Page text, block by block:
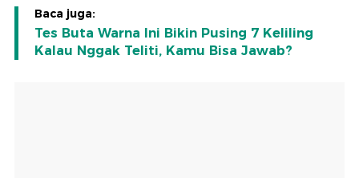
Baca juga:
Tes Buta Warna Ini Bikin Pusing 7 Keliling
Kalau Nggak Teliti, Kamu Bisa Jawab?